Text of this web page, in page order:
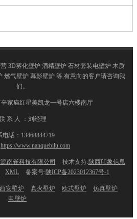
3D雾化壁炉 酒精壁炉 石材套装电壁炉 木质
燃气壁炉 幕影壁炉 等,有意向的客户请咨询我
们。
家庙红星美凯龙一号店六楼南厅
系 人 ：刘经理
电话：13468844719
https://www.nanquebilu.com
南雀科技有限公司 技术支持:陕西印象信息
XML 备案号:陕ICP备2023012367号-1
西安壁炉 真火壁炉 欧式壁炉
仿真壁炉
电壁炉